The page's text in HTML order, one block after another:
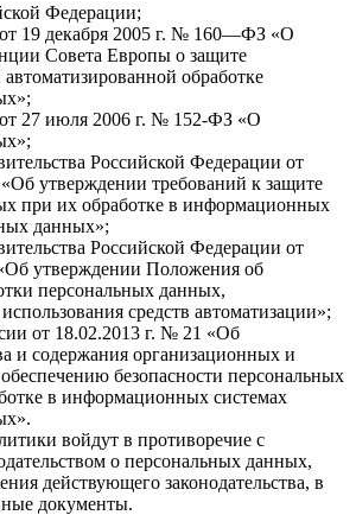
Федерации;
19 декабря 2005 г. № 160—ФЗ «О
Совета Европы о защите
обработке
27 июля 2006 г. № 152-ФЗ «О
Российской Федерации от
утверждении требований к защите
при их обработке в информационных
данных»;
Российской Федерации от
утверждении Положения об
персональных данных,
средств автоматизации»;
от 18.02.2013 г. № 21 «Об
и содержания организационных и
безопасности персональных
в информационных системах
войдут в противоречие с
о персональных данных,
действующего законодательства, в
документы.